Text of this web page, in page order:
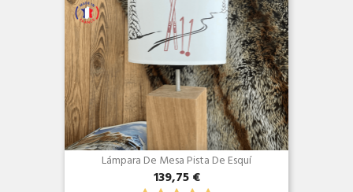
Lámpara De Mesa Pista De Esquí
139,75 €